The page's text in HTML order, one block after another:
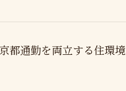
都通勤を両立する住環